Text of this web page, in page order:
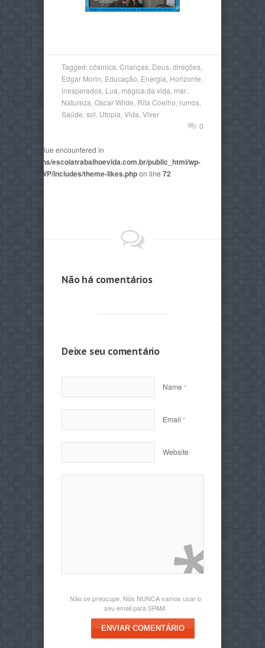
Tagged:cósmica Crianças Deus direções
Edgar Morin Educação Energia Horizonte
inesperados Lua mágica da vida mar
Natureza Oscar Wilde Rita Coelho rumos
Saúde sol Utopia Vida Viver
0
numeric value encountered in
domains/escolatrabalhoevida.com.br/public_html/wp-
AegaeusWP/includes/theme-likes.phpon line 72
Não há comentários
Deixe seu comentário
Name *
Email *
Website
Não se preocupe. Nós NUNCA vamos usar o
seu email para SPAM.
ENVIAR COMENTÁRIO